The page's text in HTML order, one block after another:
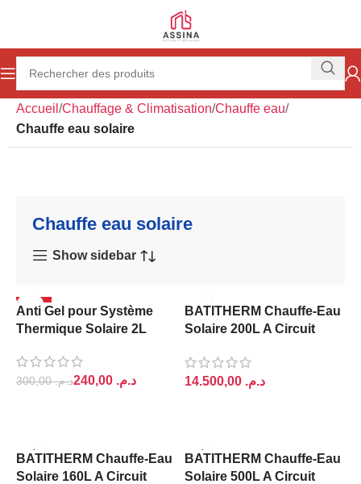
Accueil Chauffage & Climatisation Chauffe eau
Chauffe eau solaire
Chauffe eau solaire
Show sidebar
-20%
Anti Gel pour Système
Thermique Solaire 2L
د.م.300,00 د.م.
BATITHERM Chauffe-Eau
Solaire 200L A Circuit
د.م.
BATITHERM Chauffe-Eau
Solaire 160L A Circuit
BATITHERM Chauffe-Eau
Solaire 500L A Circuit